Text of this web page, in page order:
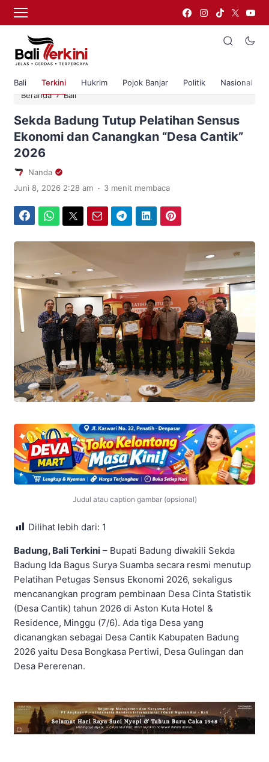
Bali Terkini Hukrim Pojok Banjar Politik Nasional
Beranda›Bali
Sekda Badung Tutup Pelatihan Sensus
Ekonomi dan Canangkan “Desa Cantik”
2026
Nanda
Juni 8, 2026 2:28 am . 3 menit membaca
Judul atau caption gambar (opsional)
Dilihat lebih dari: 1
Badung, Bali Terkini – Bupati Badung diwakili Sekda
Badung Ida Bagus Surya Suamba secara resmi menutup
Pelatihan Petugas Sensus Ekonomi 2026, sekaligus
mencanangkan program pembinaan Desa Cinta Statistik
(Desa Cantik) tahun 2026 di Aston Kuta Hotel &
Residence, Minggu (7/6). Ada tiga Desa yang
dicanangkan sebagai Desa Cantik Kabupaten Badung
2026 yaitu Desa Bongkasa Pertiwi, Desa Gulingan dan
Desa Pererenan.